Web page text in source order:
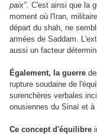
paix". C'est ainsi que la
moment où l'Iran,
départ du shah, ne
armées de Saddam.
aussi un facteur
Également, la guerre
rupture soudaine de
surenchères verbales
onusiennes du Sinaï et
Ce concept d'équilibre